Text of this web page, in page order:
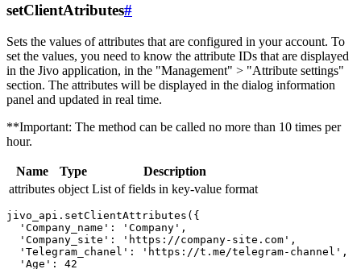
setClientAtributes#
Sets the values ​​of attributes that are configured in your account. To
set the values, you need to know the attribute IDs that are displayed
in the Jivo application, in the "Management" > "Attribute settings"
section. The attributes will be displayed in the dialog information
panel and updated in real time.
**Important: The method can be called no more than 10 times per
hour.
Name Type
Description
attributes object List of fields in key-value format
jivo_api.setClientAttributes({
  'Company_name': 'Company',
  'Company_site': 'https://company-site.com',
  'Telegram_chanel': 'https://t.me/telegram-channel',
  'Age': 42